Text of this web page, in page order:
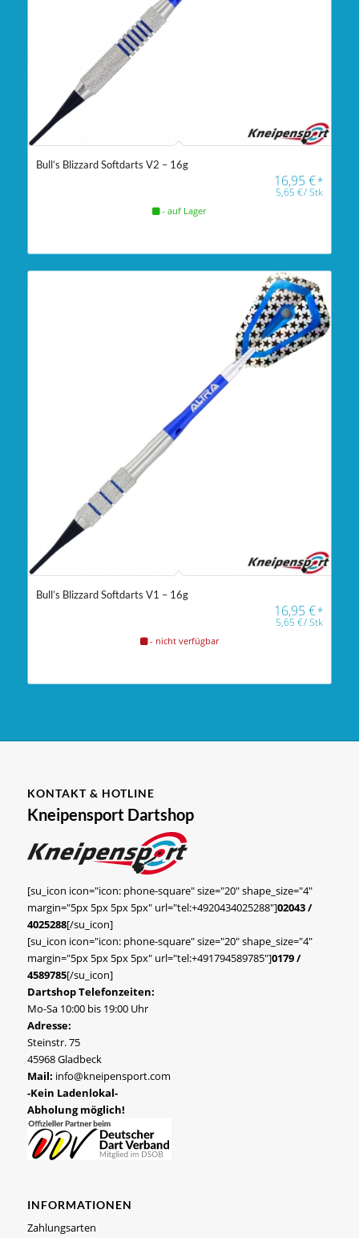
Bull’s Blizzard Softdarts V2 – 16g
16,95€*
5,65€/Stk
- auf Lager
Bull’s Blizzard Softdarts V1 – 16g
16,95€*
5,65€/Stk
- nicht verfügbar
KONTAKT & HOTLINE
Kneipensport Dartshop
[su_icon icon="icon: phone-square" size="20" shape_size="4"
margin="5px 5px 5px 5px" url="tel:+4920434025288"]02043 /
4025288[/su_icon]
[su_icon icon="icon: phone-square" size="20" shape_size="4"
margin="5px 5px 5px 5px" url="tel:+491794589785"]0179 /
4589785[/su_icon]
Dartshop Telefonzeiten:
Mo-Sa 10:00 bis 19:00 Uhr
Adresse:
Steinstr. 75
45968 Gladbeck
Mail: info@kneipensport.com
-Kein Ladenlokal-
Abholung möglich!
INFORMATIONEN
Zahlungsarten